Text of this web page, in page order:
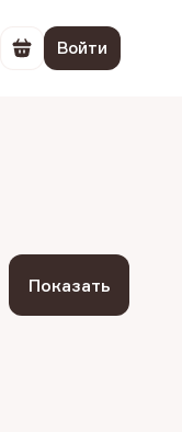
Перейти в
Войти
Показать